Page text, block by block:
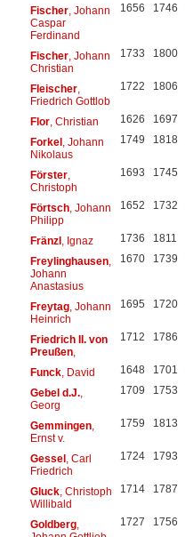
Fischer, Johann
Caspar
Ferdinand
1656 1746
Fischer, Johann
Christian
1733 1800
Fleischer,
Friedrich Gottlob
1722 1806
Flor, Christian 1626 1697
Forkel, Johann
Nikolaus
1749 1818
Förster,
Christoph
1693 1745
Förtsch, Johann
Philipp
1652 1732
Fränzl, Ignaz 1736 1811
Freylinghausen,
Johann
Anastasius
1670 1739
Freytag, Johann
Heinrich
1695 1720
Friedrich II. von
Preußen,
1712 1786
Funck, David 1648 1701
Gebel d.J.,
Georg
1709 1753
Gemmingen,
Ernst v.
1759 1813
Gessel, Carl
Friedrich
1724 1793
Gluck, Christoph
Willibald
1714 1787
Goldberg,
1727 1756